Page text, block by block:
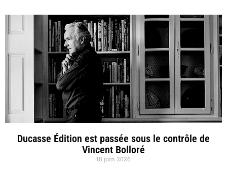
Ducasse Édition est passée sous le contrôle de
Vincent Bolloré
18 juin 2026